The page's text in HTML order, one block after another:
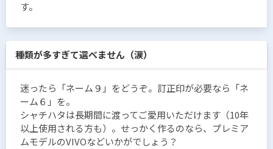
す。
種類が多すぎて選べません（涙）
迷ったら「ネーム９」をどうぞ。訂正印が必要なら「ネ
ーム６」を。
シャチハタは長期間に渡ってご愛用いただけます（10年
以上使用される方も）。せっかく作るのなら、プレミア
ムモデルのVIVOなどいかがでしょう？